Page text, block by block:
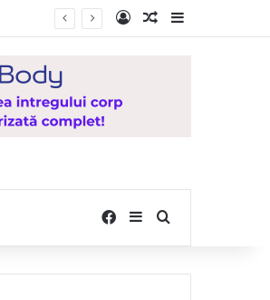
Log InRandom Article
Facebook
SidebarSearch for